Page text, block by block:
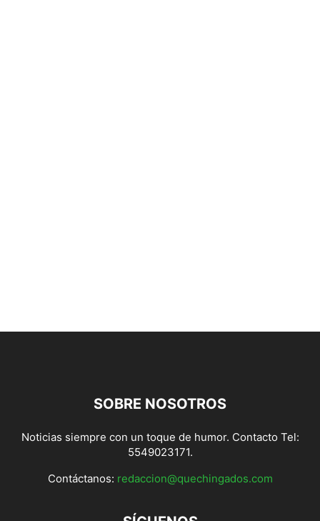
SOBRE NOSOTROS
Noticias siempre con un toque de humor. Contacto Tel:
5549023171.
Contáctanos: redaccion@quechingados.com